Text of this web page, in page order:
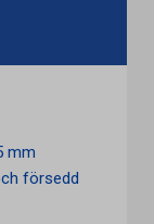
mm
försedd